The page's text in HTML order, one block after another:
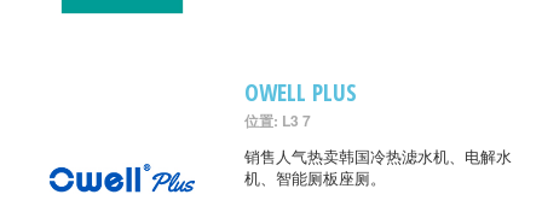
OWELL PLUS
位置: L3 7
销售人气热卖韩国冷热滤水机、电解水
机、智能厕板座厕。